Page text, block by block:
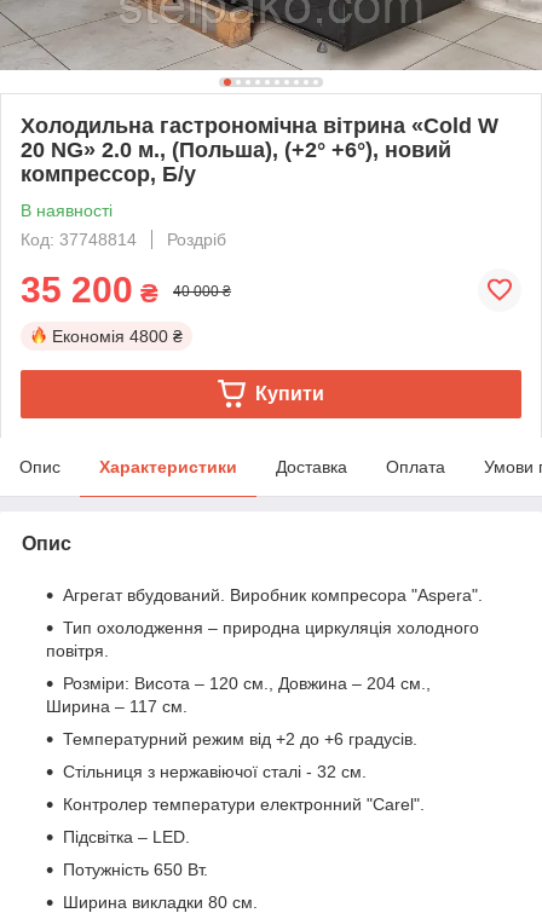
Холодильна гастрономічна вітрина «Cold W
20 NG» 2.0 м., (Польша), (+2° +6°), новий
компрессор, Б/у
В наявності
Код: 37748814
Роздріб
35 200 ₴ 40 000 ₴
Економія 4800 ₴
Купити
Опис Характеристики Доставка Оплата Умови
Опис
Агрегат вбудований. Виробник компресора "Aspera".
Тип охолодження – природна циркуляція холодного
повітря.
Розміри: Висота – 120 см., Довжина – 204 см.,
Ширина – 117 см.
Температурний режим від +2 до +6 градусів.
Стільниця з нержавіючої сталі - 32 см.
Контролер температури електронний "Carel".
Підсвітка – LED.
Потужність 650 Вт.
Ширина викладки 80 см.